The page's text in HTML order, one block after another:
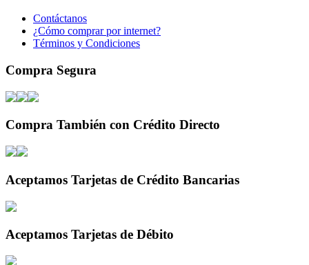
Contáctanos
¿Cómo comprar por internet?
Términos y Condiciones
Compra Segura
Compra También con Crédito Directo
Aceptamos Tarjetas de Crédito Bancarias
Aceptamos Tarjetas de Débito